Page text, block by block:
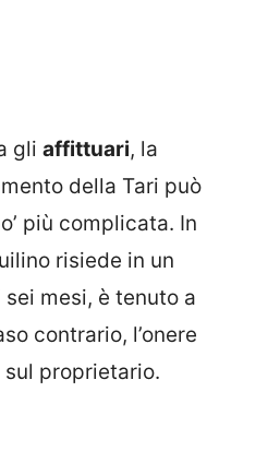
gli affittuari, la
della Tari può
più complicata. In
risiede in un
mesi, è tenuto a
contrario, l’onere
sul proprietario.